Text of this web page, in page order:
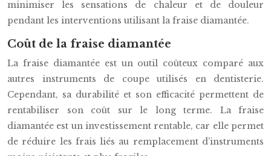
minimiser les sensations de chaleur et de douleur
pendant les interventions utilisant la fraise diamantée.
Coût de la fraise diamantée
La fraise diamantée est un outil coûteux comparé aux
autres instruments de coupe utilisés en dentisterie.
Cependant, sa durabilité et son efficacité permettent de
rentabiliser son coût sur le long terme. La fraise
diamantée est un investissement rentable, car elle permet
de réduire les frais liés au remplacement d’instruments